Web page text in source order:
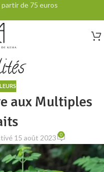
de 75 euros
aux Multiples
15 août 2023 0